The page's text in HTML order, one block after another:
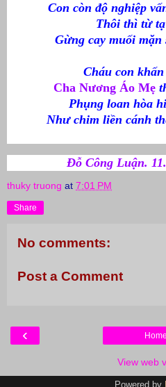
Con còn độ nghiệp
Thôi thì từ
Gừng cay muối mặn
Cháu con
Cha Nương Áo Mẹ
Phụng loan hòa
Như chim liền cánh
Đỗ Công Luận.
thuky truong at 7:01 PM
Share
No comments:
Post a Comment
‹ Home
View web
Powered by